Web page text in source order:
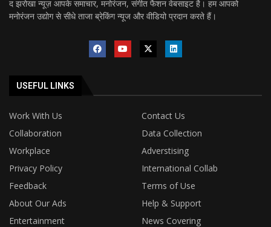
द झरोखा न्यूज़ आपके समाचार, मनोरंजन, संगीत फैशन वेबसाइट है। हम आपको
मनोरंजन उद्योग से सीधे ताजा ब्रेकिंग न्यूज और वीडियो प्रदान करते हैं।
USEFUL LINKS
Work With Us
Contact Us
Collaboration
Data Collection
Workplace
Adverstising
Privacy Policy
International Collab
Feedback
Terms of Use
About Our Ads
Help & Support
Entertainment
News Covering